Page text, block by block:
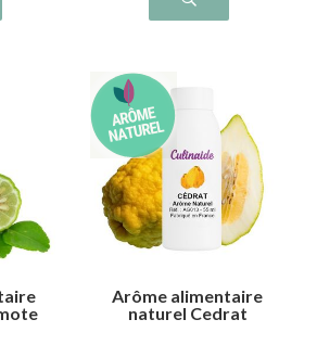
Arôme alimentaire
naturel Cedrat